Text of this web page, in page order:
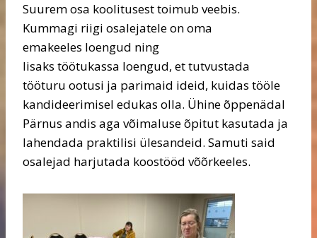
Suurem osa koolitusest toimub veebis.
Kummagi riigi osalejatele on oma
emakeeles loengud ning
lisaks töötukassa loengud, et tutvustada
tööturu ootusi ja parimaid ideid, kuidas tööle
kandideerimisel edukas olla. Ühine õppenädal
Pärnus andis aga võimaluse õpitut kasutada ja
lahendada praktilisi ülesandeid. Samuti said
osalejad harjutada koostööd võõrkeeles.